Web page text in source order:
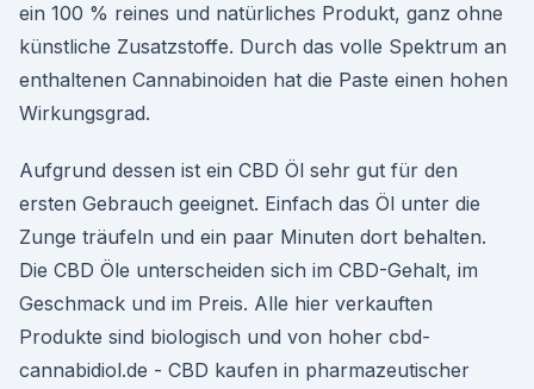
ein 100 % reines und natürliches Produkt, ganz ohne
künstliche Zusatzstoffe. Durch das volle Spektrum an
enthaltenen Cannabinoiden hat die Paste einen hohen
Wirkungsgrad.
Aufgrund dessen ist ein CBD Öl sehr gut für den
ersten Gebrauch geeignet. Einfach das Öl unter die
Zunge träufeln und ein paar Minuten dort behalten.
Die CBD Öle unterscheiden sich im CBD-Gehalt, im
Geschmack und im Preis. Alle hier verkauften
Produkte sind biologisch und von hoher cbd-
cannabidiol.de - CBD kaufen in pharmazeutischer